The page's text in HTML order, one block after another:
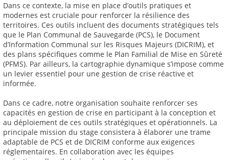
Dans ce contexte, la mise en place d’outils pratiques et
modernes est cruciale pour renforcer la résilience des
territoires. Ces outils incluent des documents stratégiques tels
que le Plan Communal de Sauvegarde (PCS), le Document
d’Information Communal sur les Risques Majeurs (DICRIM), et
des plans spécifiques comme le Plan Familial de Mise en Sûreté
(PFMS). Par ailleurs, la cartographie dynamique s’impose comme
un levier essentiel pour une gestion de crise réactive et
informée.
Dans ce cadre, notre organisation souhaite renforcer ses
capacités en gestion de crise en participant à la conception et
au déploiement de ces outils stratégiques et opérationnels. La
principale mission du stage consistera à élaborer une trame
adaptable de PCS et de DICRIM conforme aux exigences
réglementaires. En collaboration avec les équipes